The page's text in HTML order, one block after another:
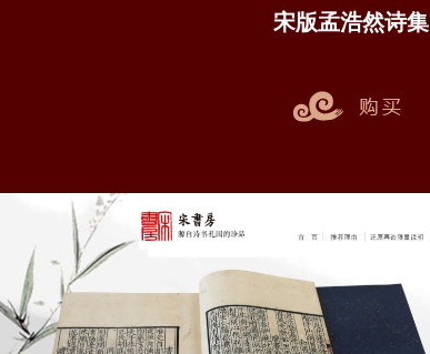
宋版孟浩然诗集